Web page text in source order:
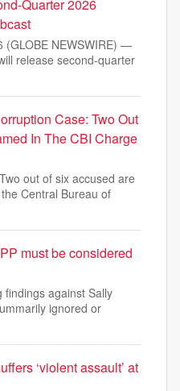
Quarter 2026
(GLOBE NEWSWIRE) —
release second-quarter
Case: Two Out
In The CBI Charge
out of six accused are
Central Bureau of
must be considered
against Sally
ignored or
‘violent assault’ at